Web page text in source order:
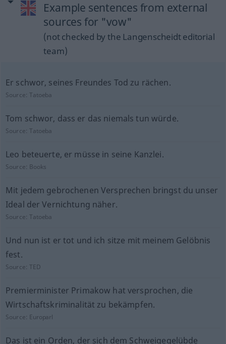
Example sentences from external
sources for "vow"
(not checked by the Langenscheidt editorial
team)
Er schwor, seines Freundes Tod zu rächen.
Source:Tatoeba
Tom schwor, dass er das niemals tun würde.
Source:Tatoeba
Leo beteuerte, er müsse in seine Kanzlei.
Source: Books
Mit jedem gebrochenen Versprechen bringst du unser
Ideal der Vernichtung näher.
Source:Tatoeba
Und nun ist er tot und ich sitze mit meinem Gelöbnis
fest.
Source:TED
Premierminister Primakow hat versprochen, die
Wirtschaftskriminalität zu bekämpfen.
Source: Europarl
Das ist ein Orden, der sich dem Schweigegelübde